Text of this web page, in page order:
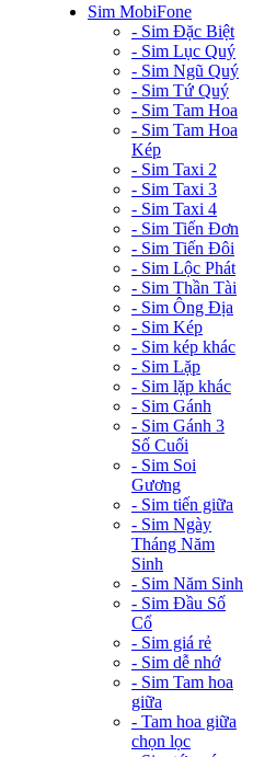
Sim MobiFone
- Sim Đặc Biệt
- Sim Lục Quý
- Sim Ngũ Quý
- Sim Tứ Quý
- Sim Tam Hoa
- Sim Tam Hoa
Kép
- Sim Taxi 2
- Sim Taxi 3
- Sim Taxi 4
- Sim Tiến Đơn
- Sim Tiến Đôi
- Sim Lộc Phát
- Sim Thần Tài
- Sim Ông Địa
- Sim Kép
- Sim kép khác
- Sim Lặp
- Sim lặp khác
- Sim Gánh
- Sim Gánh 3
Số Cuối
- Sim Soi
Gương
- Sim tiến giữa
- Sim Ngày
Tháng Năm
Sinh
- Sim Năm Sinh
- Sim Đầu Số
Cổ
- Sim giá rẻ
- Sim dễ nhớ
- Sim Tam hoa
giữa
- Tam hoa giữa
chọn lọc